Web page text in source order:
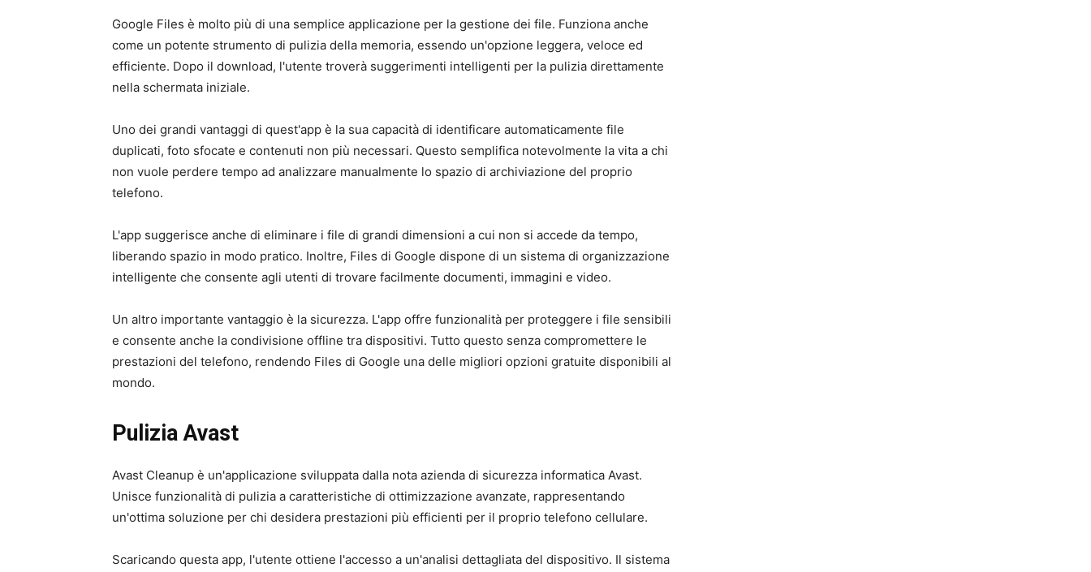
Google Files è molto più di una semplice applicazione per la gestione dei file. Funziona anche
come un potente strumento di pulizia della memoria, essendo un'opzione leggera, veloce ed
efficiente. Dopo il download, l'utente troverà suggerimenti intelligenti per la pulizia direttamente
nella schermata iniziale.
Uno dei grandi vantaggi di quest'app è la sua capacità di identificare automaticamente file
duplicati, foto sfocate e contenuti non più necessari. Questo semplifica notevolmente la vita a chi
non vuole perdere tempo ad analizzare manualmente lo spazio di archiviazione del proprio
telefono.
L'app suggerisce anche di eliminare i file di grandi dimensioni a cui non si accede da tempo,
liberando spazio in modo pratico. Inoltre, Files di Google dispone di un sistema di organizzazione
intelligente che consente agli utenti di trovare facilmente documenti, immagini e video.
Un altro importante vantaggio è la sicurezza. L'app offre funzionalità per proteggere i file sensibili
e consente anche la condivisione offline tra dispositivi. Tutto questo senza compromettere le
prestazioni del telefono, rendendo Files di Google una delle migliori opzioni gratuite disponibili al
mondo.
Pulizia Avast
Avast Cleanup è un'applicazione sviluppata dalla nota azienda di sicurezza informatica Avast.
Unisce funzionalità di pulizia a caratteristiche di ottimizzazione avanzate, rappresentando
un'ottima soluzione per chi desidera prestazioni più efficienti per il proprio telefono cellulare.
Scaricando questa app, l'utente ottiene l'accesso a un'analisi dettagliata del dispositivo. Il sistema